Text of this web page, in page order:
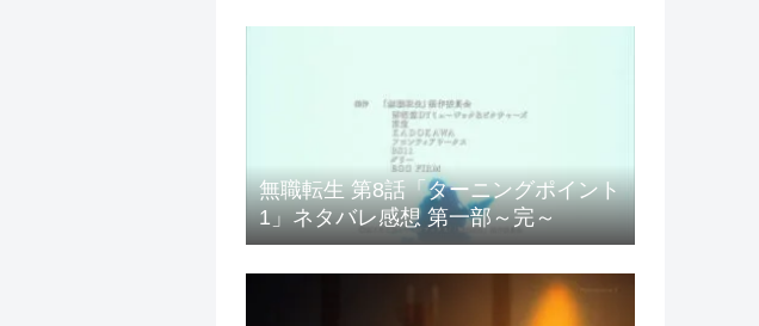
無職転生 第8話「ターニングポイント
1」ネタバレ感想 第一部～完～